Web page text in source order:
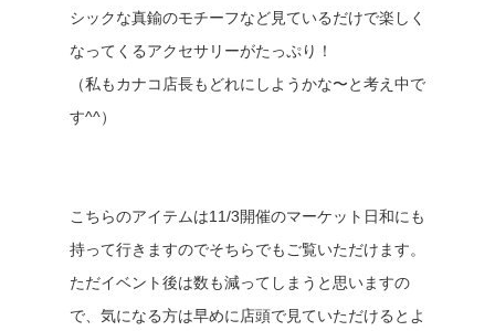
シックな真鍮のモチーフなど見ているだけで楽しく
なってくるアクセサリーがたっぷり！
（私もカナコ店長もどれにしようかな〜と考え中で
す^^）
こちらのアイテムは11/3開催のマーケット日和にも
持って行きますのでそちらでもご覧いただけます。
ただイベント後は数も減ってしまうと思いますの
で、気になる方は早めに店頭で見ていただけるとよ